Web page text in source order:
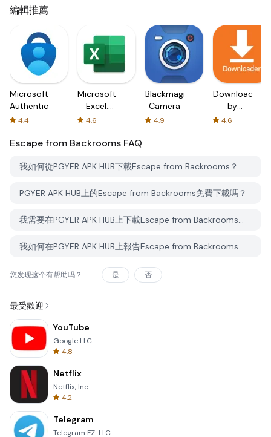
編輯推薦
Microsoft
Authenticator
4.4
Microsoft
Excel:
Spreadsheets
4.6
Blackmagic
Camera
4.9
Downloader
by
AFTVnews
4.6
Escape from Backrooms FAQ
我如何從PGYER APK HUB下載Escape from Backrooms？
PGYER APK HUB上的Escape from Backrooms免費下載嗎？
我需要在PGYER APK HUB上下載Escape from Backrooms時需要帳戶嗎？
我如何在PGYER APK HUB上報告Escape from Backrooms的問題？
您发现这个有帮助吗？ 是 否
最受歡迎
YouTube
Google LLC
4.8
Netflix
Netflix, Inc.
4.2
Telegram
Telegram FZ-LLC